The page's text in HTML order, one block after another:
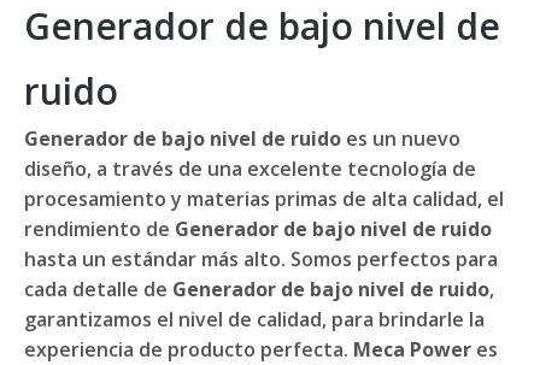
Generador de bajo nivel de
ruido
Generador de bajo nivel de ruido es un nuevo
diseño, a través de una excelente tecnología de
procesamiento y materias primas de alta calidad, el
rendimiento de Generador de bajo nivel de ruido
hasta un estándar más alto. Somos perfectos para
cada detalle de Generador de bajo nivel de ruido,
garantizamos el nivel de calidad, para brindarle la
experiencia de producto perfecta. Meca Power es